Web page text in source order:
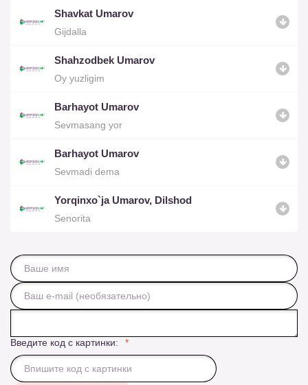
Shavkat Umarov
Gijdalla
Shahzodbek Umarov
Oy yuzligim
Barhayot Umarov
Sevmasang yor
Barhayot Umarov
Sevmadi dema
Yorqinxo`ja Umarov, Dilshod
Senorita
Введите код с картинки: